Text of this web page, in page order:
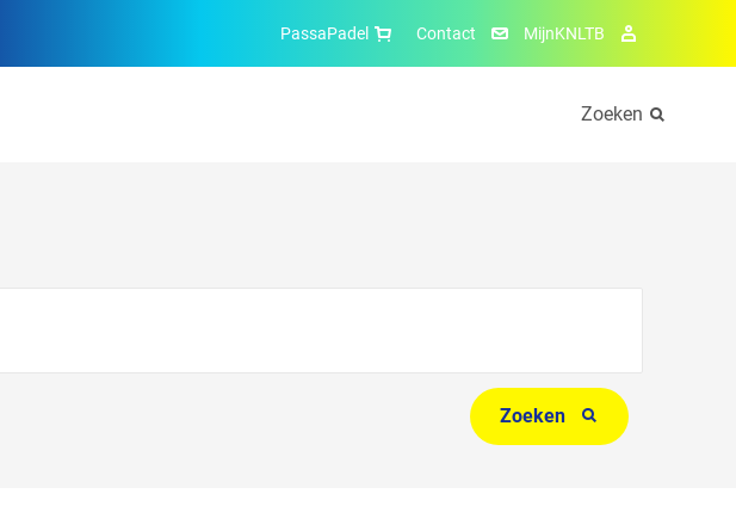
PassaPadel Contact MijnKNLTB
Zoeken
Zoeken